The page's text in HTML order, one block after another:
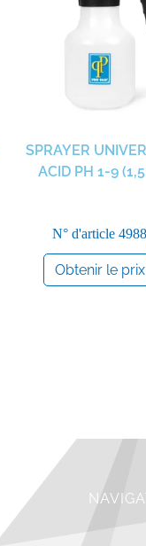
SPRAYER
ACID PH 1-9
N° d'article 4988
Obtenir le prix